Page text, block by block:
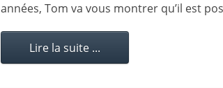
années, Tom va vous montrer qu’il est
Lire la suite ...